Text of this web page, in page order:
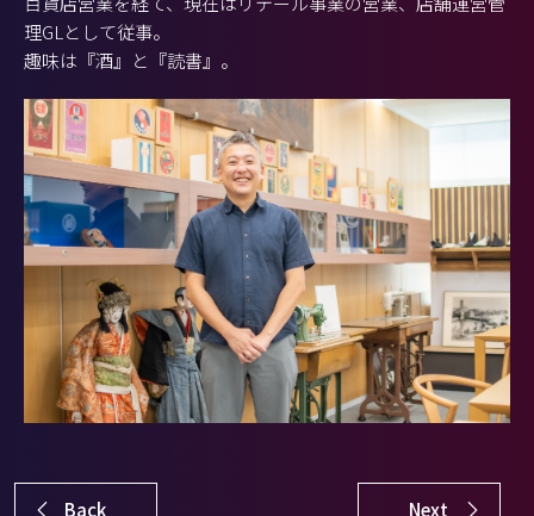
理GLとして従事。
趣味は『酒』と『読書』。
Back Next